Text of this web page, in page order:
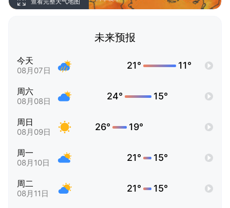
未来预报
今天
08月07日 21° 11°
周六
08月08日 24° 15°
周日
08月09日 26° 19°
周一
08月10日 21° 15°
周二
08月11日 21° 15°